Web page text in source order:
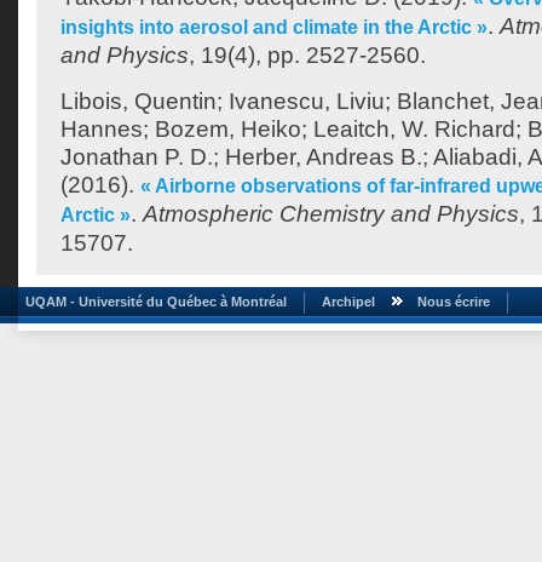
insights into aerosol and climate in the Arctic ».
and Physics, 19(4), pp. 2527-2560.
Libois, Quentin; Ivanescu, Liviu; Blanchet,
Hannes; Bozem, Heiko; Leaitch, W. Richard;
Jonathan P. D.; Herber, Andreas B.; Aliabadi,
(2016). « Airborne observations of far-infrared
Arctic ». Atmospheric Chemistry and Physics,
15707.
UQAM - Université du Québec à Montréal Archipel Nous écrire